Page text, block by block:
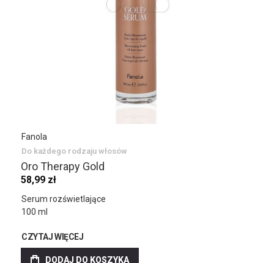
Fanola
Do każdego rodzaju włosów
Oro Therapy Gold
58,99 zł
Serum rozświetlające
100 ml
CZYTAJ WIĘCEJ
DODAJ DO KOSZYKA